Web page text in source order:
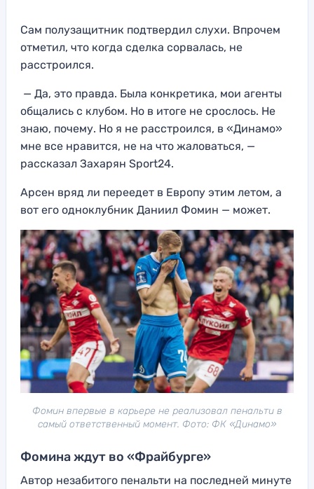
Сам полузащитник подтвердил слухи. Впрочем
отметил, что когда сделка сорвалась, не
расстроился.
— Да, это правда. Была конкретика, мои агенты
общались с клубом. Но в итоге не срослось. Не
знаю, почему. Но я не расстроился, в «Динамо»
мне все нравится, не на что жаловаться, —
рассказал Захарян Sport24.
Арсен вряд ли переедет в Европу этим летом, а
вот его одноклубник Даниил Фомин — может.
Фомин впервые в карьере не реализовал пенальти в
самый ответственный момент. Фото: ФК «Динамо»
Фомина ждут во «Фрайбурге»
Автор незабитого пенальти на последней минуте